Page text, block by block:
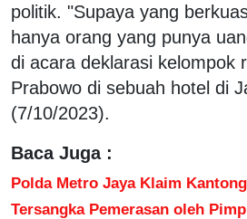
politik. "Supaya yang
hanya orang yang punya
di acara deklarasi kelompok
Prabowo di sebuah hotel di
(7/10/2023).
Baca Juga :
Polda Metro Jaya Klaim
Tersangka Pemerasan oleh